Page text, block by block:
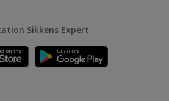
Sikkens Expert